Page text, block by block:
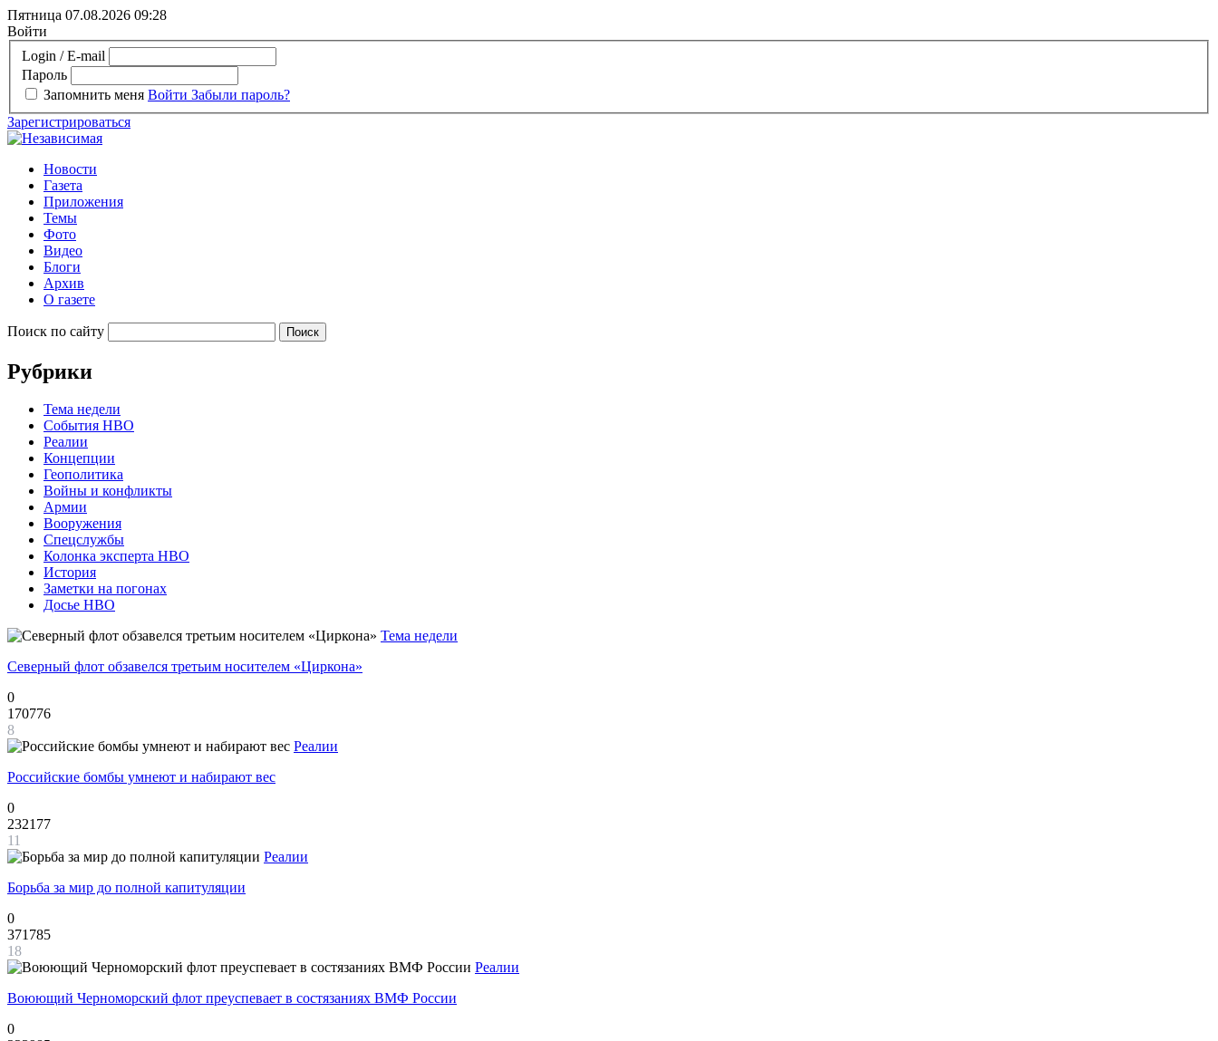
Пятница 07.08.2026 09:28
Войти
Login / E-mail
Пароль
Запомнить меня Войти Забыли пароль?
Зарегистрироваться
Новости
Газета
Приложения
Темы
Фото
Видео
Блоги
Архив
О газете
Поиск по сайту
Рубрики
Тема недели
События НВО
Реалии
Концепции
Геополитика
Войны и конфликты
Армии
Вооружения
Спецслужбы
Колонка эксперта НВО
История
Заметки на погонах
Досье НВО
Тема недели
Северный флот обзавелся третьим носителем «Циркона»
0
170776
8
Реалии
Российские бомбы умнеют и набирают вес
0
232177
11
Реалии
Борьба за мир до полной капитуляции
0
371785
18
Реалии
Воюющий Черноморский флот преуспевает в состязаниях ВМФ России
0